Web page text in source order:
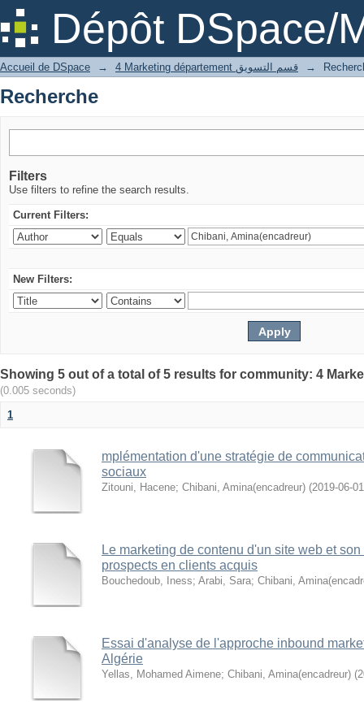
Dépôt DSpace/
Recherche
Accueil de DSpace → 4 Marketing département قسم التسويق →
Recherche
Filters
Use filters to refine the search results.
Current Filters:
New Filters:
(0.005 seconds)
1
mplémentation d'une stratégie de
sociaux
Zitouni, Hacene; Chibani, Amina(encadreur) (2019-06-01
Le marketing de contenu d'un site web et
prospects en clients acquis
Bouchedoub, Iness; Arabi, Sara; Chibani,
Essai d'analyse de l'approche inbound
Algérie
Yellas, Mohamed Aimene; Chibani, Amina(encadreur) (